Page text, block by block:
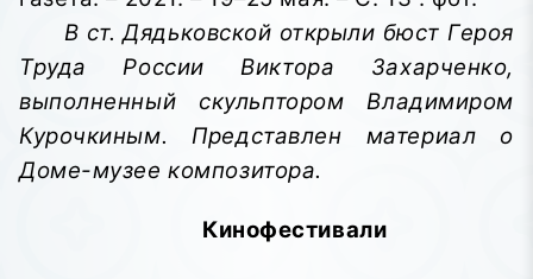
В ст. Дядьковской открыли бюст Героя
Труда России Виктора Захарченко,
выполненный скульптором Владимиром
Курочкиным. Представлен материал о
Доме-музее композитора.
Кинофестивали